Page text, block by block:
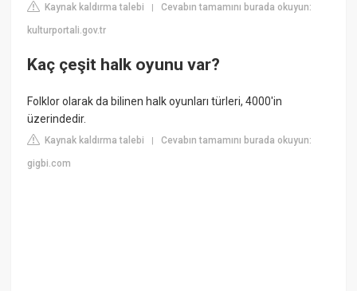
Kaynak kaldırma talebi |Cevabın tamamını burada okuyun:
kulturportali.gov.tr
Kaç çeşit halk oyunu var?
Folklor olarak da bilinen halk oyunları türleri, 4000'in
üzerindedir.
Kaynak kaldırma talebi |Cevabın tamamını burada okuyun:
gigbi.com